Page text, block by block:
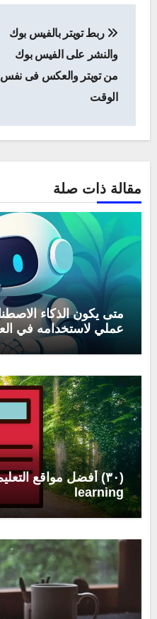
المقالات
ربط تويتر بالفيس بوك
والنشر على الفيس بوك
من تويتر والعكس فى نفس
الوقت
مقالة ذات صلة
متى يكون الذكاء
عملي لاستخدامه في
learning